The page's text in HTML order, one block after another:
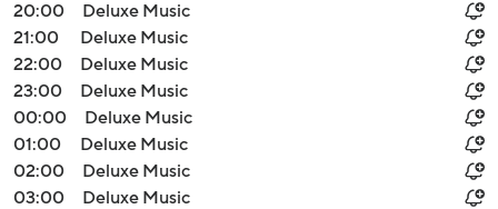
20:00
Deluxe Music
21:00
Deluxe Music
22:00
Deluxe Music
23:00
Deluxe Music
00:00
Deluxe Music
01:00
Deluxe Music
02:00
Deluxe Music
03:00
Deluxe Music